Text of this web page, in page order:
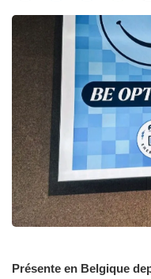
Présente en Belgique